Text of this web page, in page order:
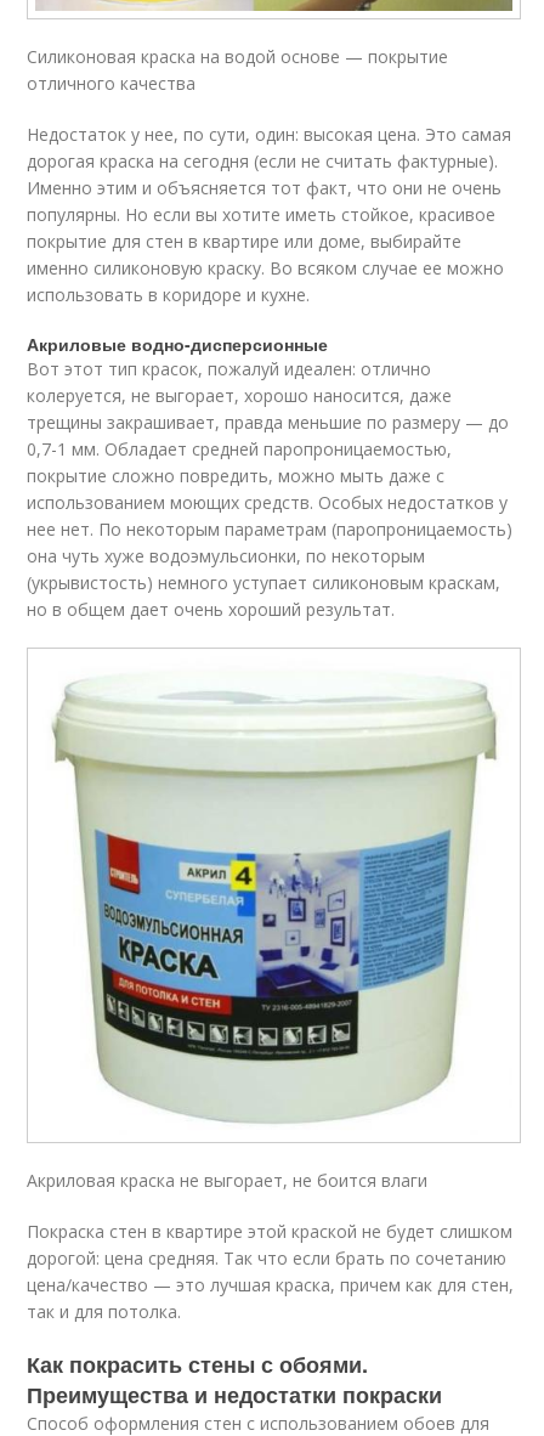
Силиконовая краска на водой основе — покрытие
отличного качества
Недостаток у нее, по сути, один: высокая цена. Это самая
дорогая краска на сегодня (если не считать фактурные).
Именно этим и объясняется тот факт, что они не очень
популярны. Но если вы хотите иметь стойкое, красивое
покрытие для стен в квартире или доме, выбирайте
именно силиконовую краску. Во всяком случае ее можно
использовать в коридоре и кухне.
Акриловые водно-дисперсионные
Вот этот тип красок, пожалуй идеален: отлично
колеруется, не выгорает, хорошо наносится, даже
трещины закрашивает, правда меньшие по размеру — до
0,7-1 мм. Обладает средней паропроницаемостью,
покрытие сложно повредить, можно мыть даже с
использованием моющих средств. Особых недостатков у
нее нет. По некоторым параметрам (паропроницаемость)
она чуть хуже водоэмульсионки, по некоторым
(укрывистость) немного уступает силиконовым краскам,
но в общем дает очень хороший результат.
Акриловая краска не выгорает, не боится влаги
Покраска стен в квартире этой краской не будет слишком
дорогой: цена средняя. Так что если брать по сочетанию
цена/качество — это лучшая краска, причем как для стен,
так и для потолка.
Как покрасить стены с обоями.
Преимущества и недостатки покраски
Способ оформления стен с использованием обоев для